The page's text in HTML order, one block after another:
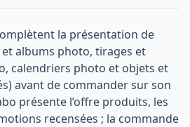
la présentation de
albums photo, tirages et
calendriers photo et objets et
avant de commander sur son
présente l’offre produits, les
recensées ; la commande